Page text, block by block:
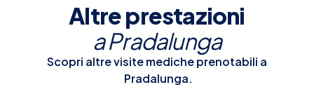
Altre prestazioni
aPradalunga
Scopri altre visite mediche prenotabili a
Pradalunga.